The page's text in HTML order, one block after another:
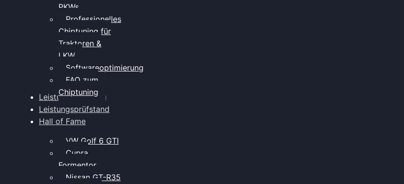
PKWs
Professionelles
Chiptuning für
Traktoren &
LKW
Softwareoptimierung
FAQ zum
Chiptuning
Leistungsmessung
Leistungsprüfstand
Hall of Fame
VW Golf 6 GTI
Cupra
Formentor
Nissan GT-R35